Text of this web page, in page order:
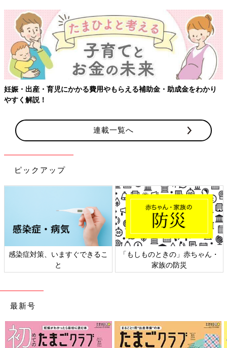
もらえる補助金・助成金をわかり 【ワクチン接種できるものも
連載一覧へ
ピックアップ
きるこ
「もしものときの」赤ちゃん・
日本外来小児科学会リ
ト検討会
最新号